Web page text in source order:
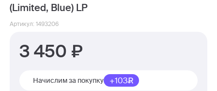
(Limited, Blue) LP
Артикул: 1493206
3 450
Начислим за покупку +103